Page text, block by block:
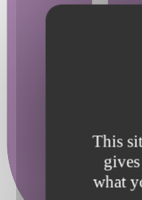
This
what